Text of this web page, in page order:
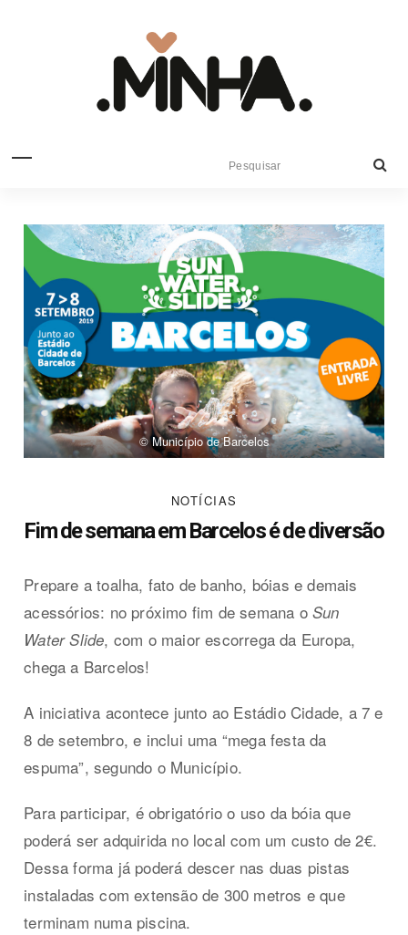
© Município de Barcelos
NOTÍCIAS
Fim de semana em Barcelos é de diversão
Prepare a toalha, fato de banho, bóias e demais
acessórios: no próximo fim de semana oSun
Water Slide, com o maior escorrega da Europa,
chega a Barcelos!
A iniciativa acontece junto ao Estádio Cidade, a 7 e
8 de setembro, e inclui uma “mega festa da
espuma”, segundo o Município.
Para participar, é obrigatório o uso da bóia que
poderá ser adquirida no local com um custo de 2€.
Dessa forma já poderá descer nas duas pistas
instaladas com extensão de 300 metros e que
terminam numa piscina.